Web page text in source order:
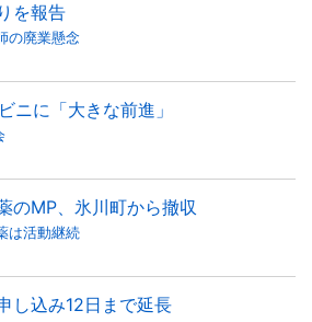
を報告
の廃業懸念
ニに「大きな前進」
のMP、氷川町から撤収
は活動継続
し込み12日まで延長